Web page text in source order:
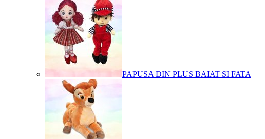
PAPUSA DIN PLUS BAIAT SI FATA